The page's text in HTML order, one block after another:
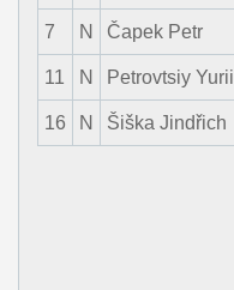
7 N Čapek Petr
11 N Petrovtsiy Yurii
16 N Šiška Jindřich